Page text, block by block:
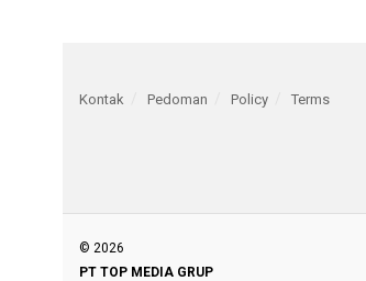
Kontak Pedoman Policy Terms
© 2026
PT TOP MEDIA GRUP